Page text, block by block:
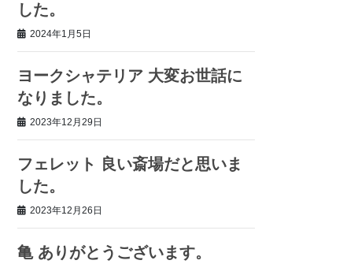
した。
2024年1月5日
ヨークシャテリア 大変お世話に
なりました。
2023年12月29日
フェレット 良い斎場だと思いま
した。
2023年12月26日
亀 ありがとうございます。